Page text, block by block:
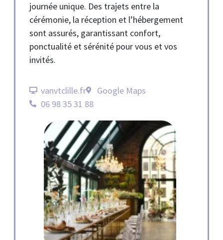
journée unique. Des trajets entre la
cérémonie, la réception et l’hébergement
sont assurés, garantissant confort,
ponctualité et sérénité pour vous et vos
invités.
vanvtclille.fr
Google Maps
06 98 35 31 88